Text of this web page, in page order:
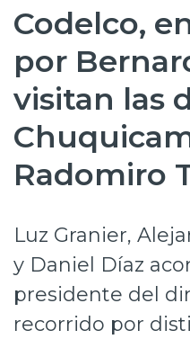
Nosotros
Operaciones
Proyectos
Sustentabilidad
Innovación
Prensa
Trabaja en Codelco
Transparencia activa
Codelco,
por
visitan las
Radomiro
Luz Granier,
y Daniel Díaz
presidente del
recorrido por